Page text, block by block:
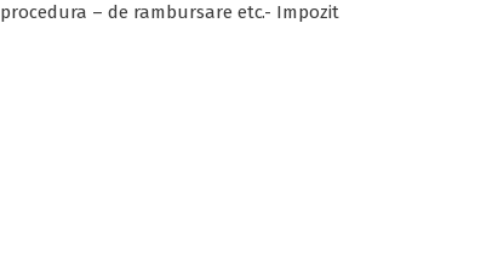
– de rambursare etc.- Impozit